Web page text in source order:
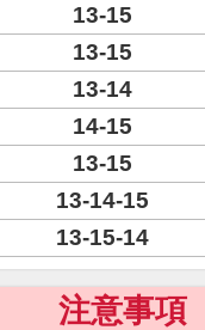
13-15
13-15
13-14
14-15
13-15
13-14-15
13-15-14
注意事項